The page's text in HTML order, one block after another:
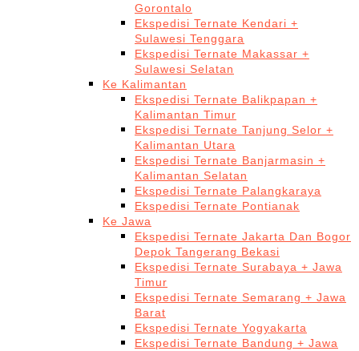
Gorontalo
Ekspedisi Ternate Kendari +
Sulawesi Tenggara
Ekspedisi Ternate Makassar +
Sulawesi Selatan
Ke Kalimantan
Ekspedisi Ternate Balikpapan +
Kalimantan Timur
Ekspedisi Ternate Tanjung Selor +
Kalimantan Utara
Ekspedisi Ternate Banjarmasin +
Kalimantan Selatan
Ekspedisi Ternate Palangkaraya
Ekspedisi Ternate Pontianak
Ke Jawa
Ekspedisi Ternate Jakarta Dan Bogor
Depok Tangerang Bekasi
Ekspedisi Ternate Surabaya + Jawa
Timur
Ekspedisi Ternate Semarang + Jawa
Barat
Ekspedisi Ternate Yogyakarta
Ekspedisi Ternate Bandung + Jawa